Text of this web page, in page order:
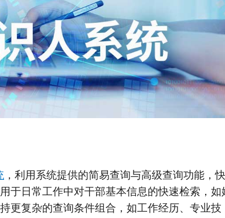
，利用系统提供的简易查询与高级查询功能，
于日常工作中对干部基本信息的快速检索，如
更复杂的查询条件组合，如工作经历、专业技